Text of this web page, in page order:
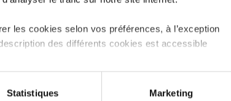
les cookies selon vos préférences, à l’exception
des différents cookies est accessible
: lecture de vidéos, partage sur les réseaux
Statistiques Marketing
et cherchez à financer vos projets
clé sur l’accès au financement à travers
essentielles. Ce workshop vous offre une
pratiques pour naviguer dans le monde du